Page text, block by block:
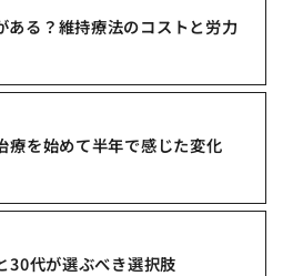
ある？維持療法のコストと労力
療を始めて半年で感じた変化
30代が選ぶべき選択肢